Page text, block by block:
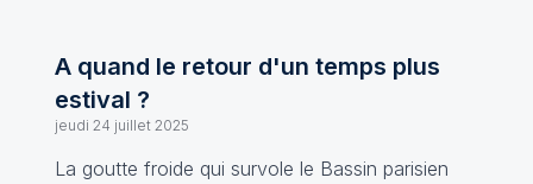
A quand le retour d'un temps plus
estival ?
jeudi 24 juillet 2025
La goutte froide qui survole le Bassin parisien